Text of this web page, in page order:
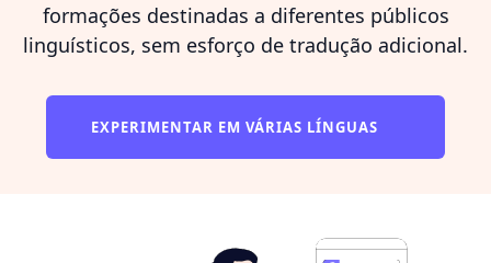
formações destinadas a diferentes públicos
linguísticos, sem esforço de tradução adicional.
EXPERIMENTAR EM VÁRIAS LÍNGUAS